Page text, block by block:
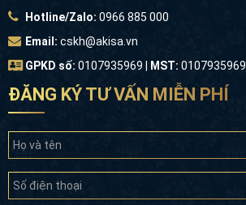
Hotline/Zalo: 0966 885 000
Email: cskh@akisa.vn
GPKD số: 0107935969 | MST: 0107935969
ĐĂNG KÝ TƯ VẤN MIỄN PHÍ